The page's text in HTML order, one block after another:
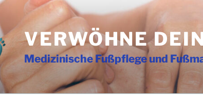
VERWÖHNE
Medizinische Fußpflege und